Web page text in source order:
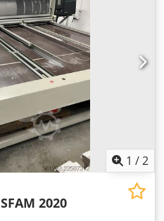
1 /2
SFAM 2020